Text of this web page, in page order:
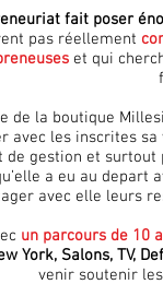
fait poser
pas réellement
et qui
de la boutique
avec les inscrites
de gestion et
a eu au depart
avec elle leurs
un parcours de 10
York, Salons, TV,
venir soutenir